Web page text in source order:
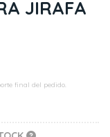
JIRAFA
final del pedido.